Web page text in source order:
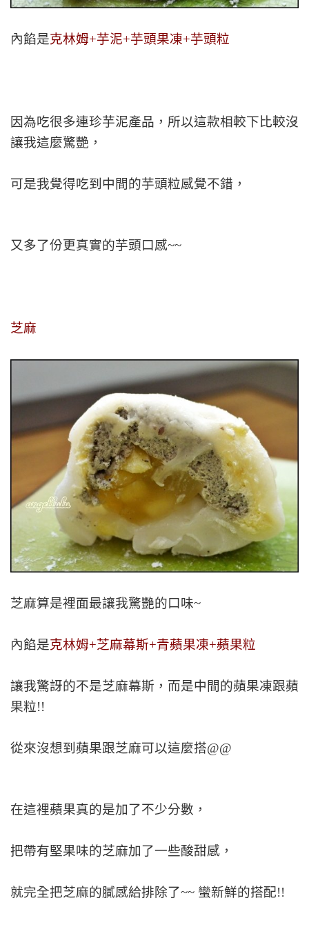
內餡是克林姆+芋泥+芋頭果凍+芋頭粒
因為吃很多連珍芋泥產品，所以這款相較下比較沒
讓我這麼驚艷，
可是我覺得吃到中間的芋頭粒感覺不錯，
又多了份更真實的芋頭口感~~
芝麻
芝麻算是裡面最讓我驚艷的口味~
內餡是克林姆+芝麻幕斯+青蘋果凍+蘋果粒
讓我驚訝的不是芝麻幕斯，而是中間的蘋果凍跟蘋
果粒!!
從來沒想到蘋果跟芝麻可以這麼搭@@
在這裡蘋果真的是加了不少分數，
把帶有堅果味的芝麻加了一些酸甜感，
就完全把芝麻的膩感給排除了~~ 蠻新鮮的搭配!!